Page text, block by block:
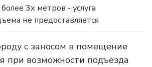
3х метров - услуга
не предоставляется
с заносом в помещение
при возможности подъезда